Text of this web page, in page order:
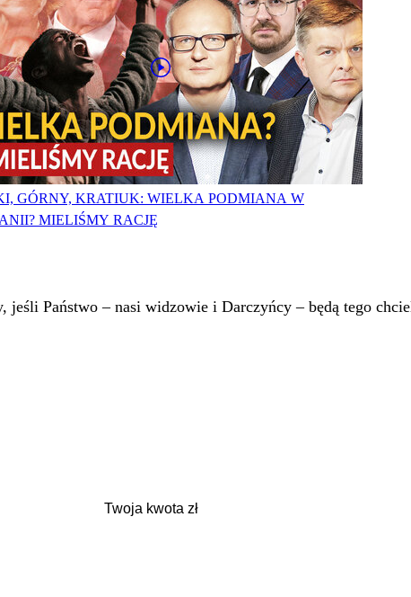
GÓRNY, KRATIUK: WIELKA PODMIANA W
MIELIŚMY RACJĘ
Państwo – nasi widzowie i Darczyńcy – będą tego